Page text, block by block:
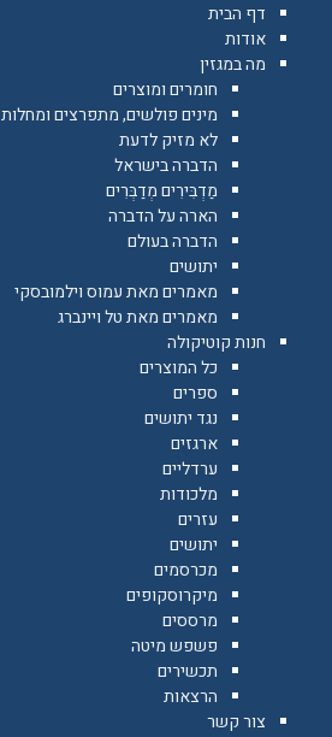
דף הבית
אודות
מה במגזין
חומרים ומוצרים
מינים פולשים, מתפרצים ומחלות
לא מזיק לדעת
הדברה בישראל
מַדְבִּירִים מְדַבְּרִים
הארה על הדברה
הדברה בעולם
יתושים
מאמרים מאת עמוס וילמובסקי
מאמרים מאת טל ויינברג
חנות קוטיקולה
כל המוצרים
ספרים
נגד יתושים
ארגזים
ערדליים
מלכודות
עזרים
יתושים
מכרסמים
מיקרוסקופים
מרססים
פשפש מיטה
תכשירים
הרצאות
צור קשר